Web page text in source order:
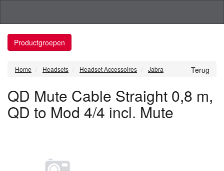
Productgroepen
Terug
Home Headsets Headset Accessoires Jabra
QD Mute Cable Straight 0,8 m,
QD to Mod 4/4 incl. Mute